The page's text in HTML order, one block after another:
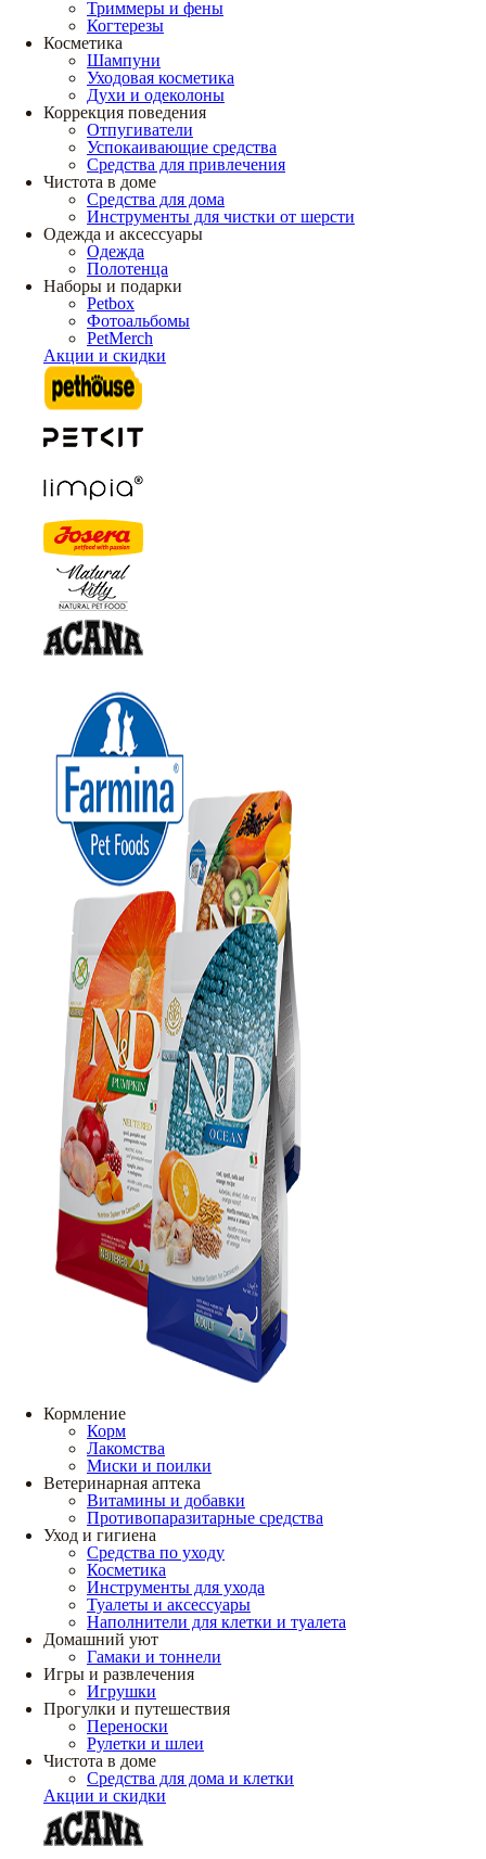
Триммеры и фены
Когтерезы
Косметика
Шампуни
Уходовая косметика
Духи и одеколоны
Коррекция поведения
Отпугиватели
Успокаивающие средства
Средства для привлечения
Чистота в доме
Средства для дома
Инструменты для чистки от шерсти
Одежда и аксессуары
Одежда
Полотенца
Наборы и подарки
Petbox
Фотоальбомы
PetMerch
Акции и скидки
Кормление
Корм
Лакомства
Миски и поилки
Ветеринарная аптека
Витамины и добавки
Противопаразитарные средства
Уход и гигиена
Средства по уходу
Косметика
Инструменты для ухода
Туалеты и аксессуары
Наполнители для клетки и туалета
Домашний уют
Гамаки и тоннели
Игры и развлечения
Игрушки
Прогулки и путешествия
Переноски
Рулетки и шлеи
Чистота в доме
Средства для дома и клетки
Акции и скидки